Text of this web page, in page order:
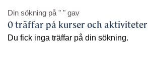
Din sökning på " " gav
0 träffar på kurser och aktiviteter
Du fick inga träffar på din sökning.